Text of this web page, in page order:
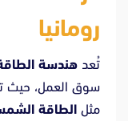
رومانيا
تُعد هندسة
سوق العمل، حيث
مثل الطاقة